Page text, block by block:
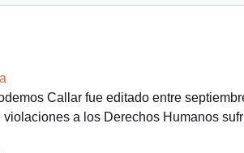
Callar fue editado entre
a los Derechos Humanos